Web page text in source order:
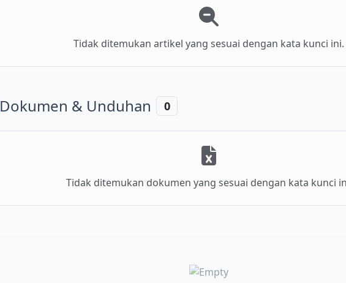
Tidak ditemukan artikel yang sesuai dengan kata kunci ini.
Dokumen & Unduhan 0
Tidak ditemukan dokumen yang sesuai dengan kata kunci